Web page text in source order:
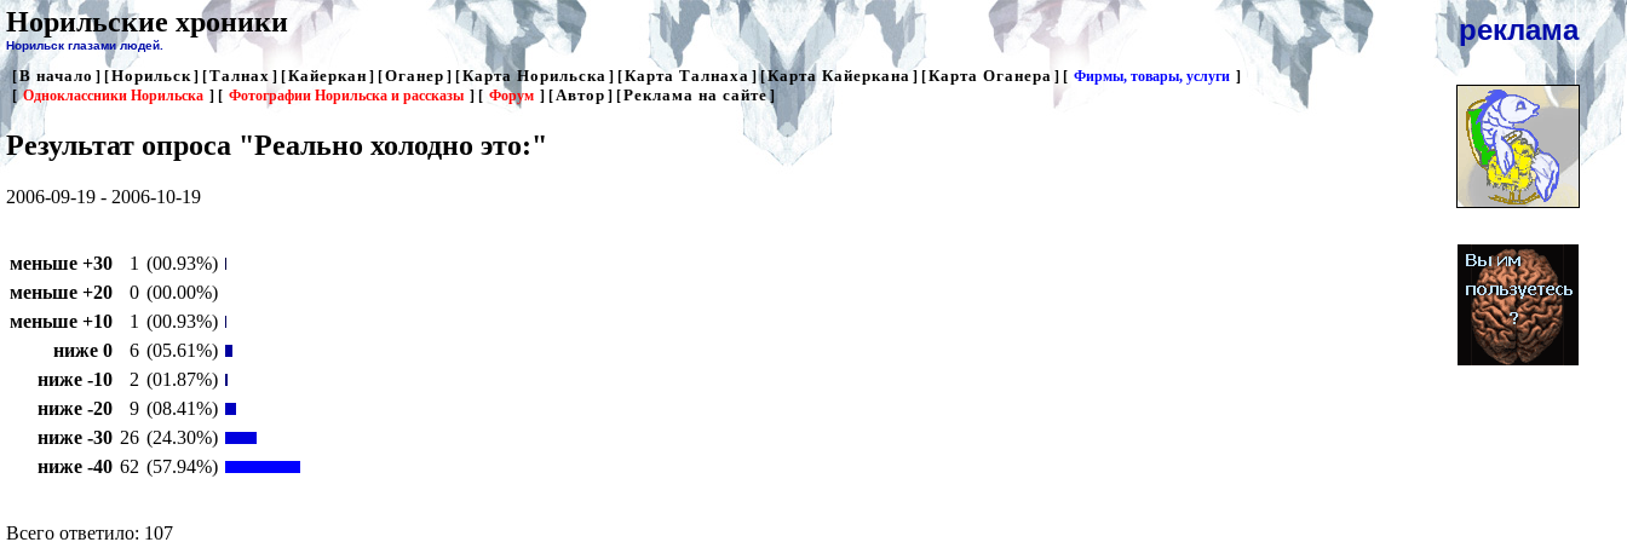
Норильские хроники
Норильск глазами людей.
[В начало ] [Норильск] [Талнах ] [Кайеркан ] [Оганер ] [Карта Норильска ] [Карта Талнаха ] [Карта Кайеркана] [Карта Оганера ] [ Фирмы, товары, услуги ]
[ Одноклассники Норильска ] [ Фотографии Норильска и рассказы ] [ Форум ] [Автор ] [Реклама на сайте]
Результат опроса "Реально холодно это:"
2006-09-19 - 2006-10-19
меньше +30 1 (00.93%)
меньше +20
0 (00.00%)
меньше +10
1 (00.93%)
ниже 0
6 (05.61%)
ниже -10
2 (01.87%)
ниже -20
9 (08.41%)
ниже -30 26 (24.30%)
ниже -40 62 (57.94%)
Всего ответило: 107
реклама